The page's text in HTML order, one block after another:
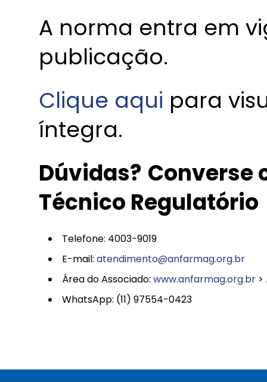
A norma entra em
publicação.
Clique aqui para
íntegra.
Dúvidas? Converse
Técnico Regulatório
Telefone: 4003-9019
E-mail: atendimento@anfarmag.org.br
Área do Associado: www.anfarmag.org.br >
WhatsApp: (11) 97554-0423